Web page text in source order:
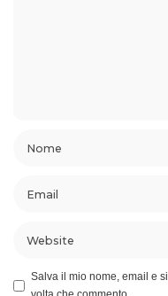
Salva il mio nome, email e